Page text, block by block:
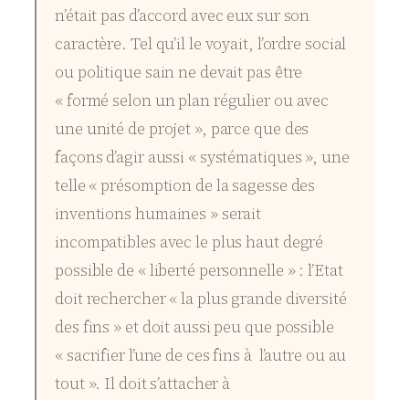
n’était pas d’accord avec eux sur son
caractère. Tel qu’il le voyait, l’ordre social
ou politique sain ne devait pas être
« formé selon un plan régulier ou avec
une unité de projet », parce que des
façons d’agir aussi « systématiques », une
telle « présomption de la sagesse des
inventions humaines » serait
incompatibles avec le plus haut degré
possible de « liberté personnelle » : l’Etat
doit rechercher « la plus grande diversité
des fins » et doit aussi peu que possible
« sacrifier l’une de ces fins à l’autre ou au
tout ». Il doit s’attacher à